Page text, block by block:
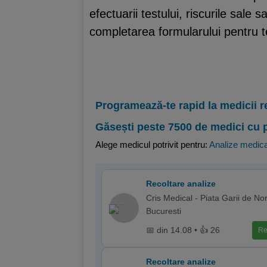
efectuarii testului, riscurile sale
completarea formularului pentru
Programează-te rapid la medicii
Găsești peste 7500 de medici cu
Alege medicul potrivit pentru: Analize
Recoltare analize
Cris Medical - Piata Garii de
Bucuresti
📅 din 14.08 • 👍 26
Recoltare analize